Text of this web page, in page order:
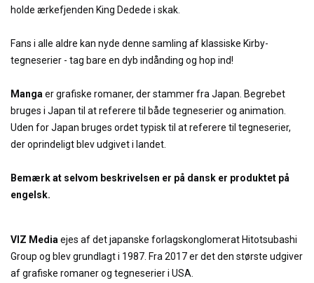
holde ærkefjenden King Dedede i skak.
Fans i alle aldre kan nyde denne samling af klassiske Kirby-
tegneserier - tag bare en dyb indånding og hop ind!
Manga er grafiske romaner, der stammer fra Japan. Begrebet
bruges i Japan til at referere til både tegneserier og animation.
Uden for Japan bruges ordet typisk til at referere til tegneserier,
der oprindeligt blev udgivet i landet.
Bemærk at selvom beskrivelsen er på dansk er produktet på
engelsk.
VIZ Media ejes af det japanske forlagskonglomerat Hitotsubashi
Group og blev grundlagt i 1987. Fra 2017 er det den største udgiver
af grafiske romaner og tegneserier i USA.